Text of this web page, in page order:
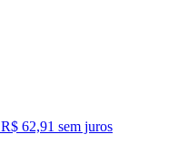
R$ 62,91 sem juros